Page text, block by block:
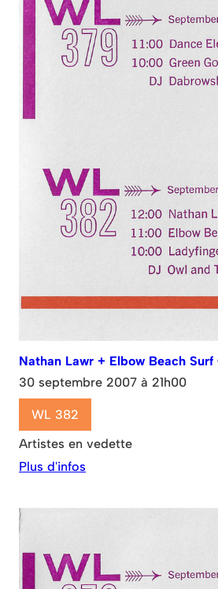
Nathan Lawr + Elbow Beach
30 septembre 2007 à 21h00
WL 382
Artistes en vedette
Plus d'infos